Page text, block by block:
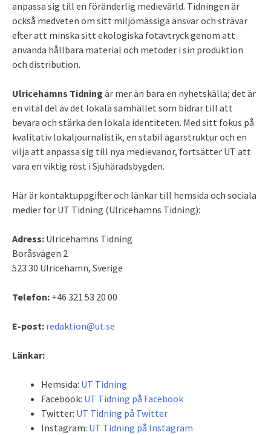
anpassa sig till en föränderlig medievärld. Tidningen är
också medveten om sitt miljömässiga ansvar och strävar
efter att minska sitt ekologiska fotavtryck genom att
använda hållbara material och metoder i sin produktion
och distribution.
Ulricehamns Tidning är mer än bara en nyhetskälla; det är
en vital del av det lokala samhället som bidrar till att
bevara och stärka den lokala identiteten. Med sitt fokus på
kvalitativ lokaljournalistik, en stabil ägarstruktur och en
vilja att anpassa sig till nya medievanor, fortsätter UT att
vara en viktig röst i Sjuhäradsbygden.
Här är kontaktuppgifter och länkar till hemsida och sociala
medier för UT Tidning (Ulricehamns Tidning):
Adress: Ulricehamns Tidning
Boråsvägen 2
523 30 Ulricehamn, Sverige
Telefon: +46 321 53 20 00
E-post: redaktion@ut.se
Länkar:
Hemsida: UT Tidning
Facebook: UT Tidning på Facebook
Twitter: UT Tidning på Twitter
Instagram: UT Tidning på Instagram